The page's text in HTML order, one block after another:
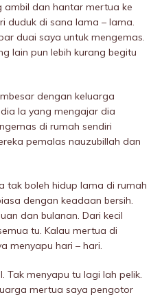
ambil dan hantar mertua ke
duduk di sana lama – lama.
duai saya untuk mengemas.
lain pun lebih kurang begitu
dengan keluarga
la yang mengajar dia
di rumah sendiri
pemalas nauzubillah dan
tak boleh hidup lama di rumah
dengan keadaan bersih.
dan bulanan. Dari kecil
tu. Kalau mertua di
menyapu hari – hari.
Tak menyapu tu lagi lah pelik.
mertua saya pengotor